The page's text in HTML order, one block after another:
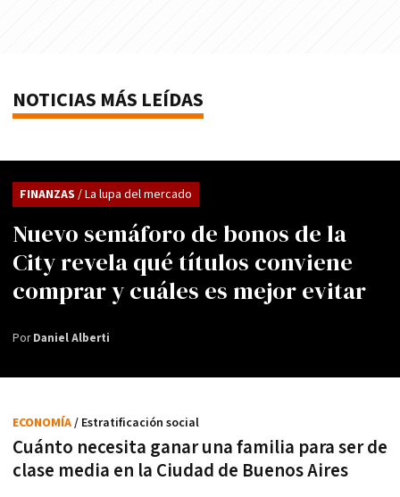
NOTICIAS MÁS LEÍDAS
Nuevo semáforo de bonos de la
City revela qué títulos conviene
comprar y cuáles es mejor evitar
FINANZAS / La lupa del mercado
PorDaniel Alberti
Cuánto necesita ganar una familia para ser de
clase media en la Ciudad de Buenos Aires
ECONOMÍA/ Estratificación social